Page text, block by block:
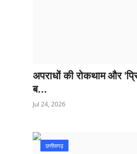
अपराधों की रोकथाम और
ब...
Jul 24, 2026
छत्तीसगढ़